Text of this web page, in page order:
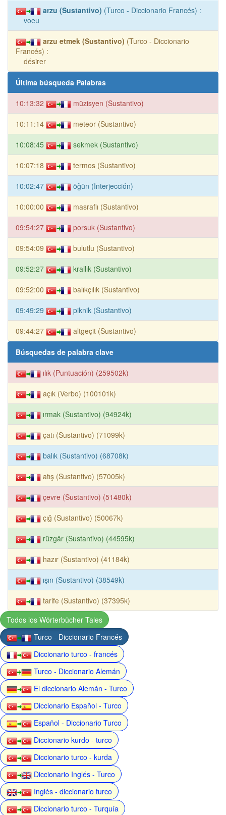
arzu (Sustantivo) (Turco - Diccionario Francés) :
voeu
arzu etmek (Sustantivo) (Turco - Diccionario
Francés) :
désirer
Última búsqueda Palabras
10:13:32 müzisyen (Sustantivo)
10:11:14 meteor (Sustantivo)
10:08:45 sekmek (Sustantivo)
10:07:18 termos (Sustantivo)
10:02:47 öğün (Interjección)
10:00:00 masraflı (Sustantivo)
09:54:27 porsuk (Sustantivo)
09:54:09 bulutlu (Sustantivo)
09:52:27 krallık (Sustantivo)
09:52:00 balıkçılık (Sustantivo)
09:49:29 piknik (Sustantivo)
09:44:27 altgeçit (Sustantivo)
Búsquedas de palabra clave
ılık (Puntuación) (259502k)
açık (Verbo) (100101k)
ırmak (Sustantivo) (94924k)
çatı (Sustantivo) (71099k)
balık (Sustantivo) (68708k)
atış (Sustantivo) (57005k)
çevre (Sustantivo) (51480k)
çığ (Sustantivo) (50067k)
rüzgâr (Sustantivo) (44595k)
hazır (Sustantivo) (41184k)
ışın (Sustantivo) (38549k)
tarife (Sustantivo) (37395k)
Todos los Wörterbücher Tales
Turco - Diccionario Francés
Diccionario turco - francés
Turco - Diccionario Alemán
El diccionario Alemán - Turco
Diccionario Español - Turco
Español - Diccionario Turco
Diccionario kurdo - turco
Diccionario turco - kurda
Diccionario Inglés - Turco
Inglés - diccionario turco
Diccionario turco - Turquía